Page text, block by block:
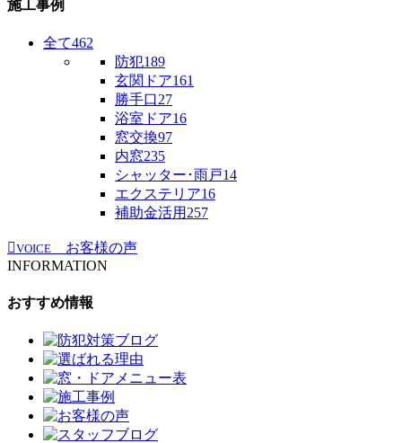
施工事例
全て462
防犯189
玄関ドア161
勝手口27
浴室ドア16
窓交換97
内窓235
シャッター･雨戸14
エクステリア16
補助金活用 257
VOICE
お客様の声
INFORMATION
おすすめ情報